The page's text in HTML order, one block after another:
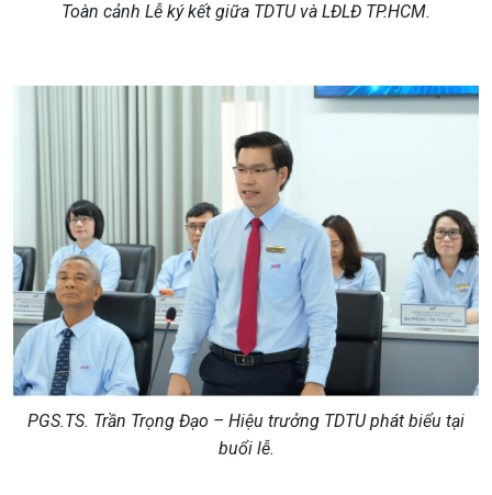
Toàn cảnh Lễ ký kết giữa TDTU và LĐLĐ TP.HCM.
PGS.TS. Trần Trọng Đạo – Hiệu trưởng TDTU phát biểu tại
buổi lễ.